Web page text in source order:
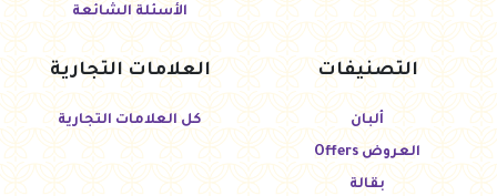
الأسئلة الشائعة
التصنيفات
ألبان
العروض Offers
بقالة
العلامات التجارية
كل العلامات التجارية